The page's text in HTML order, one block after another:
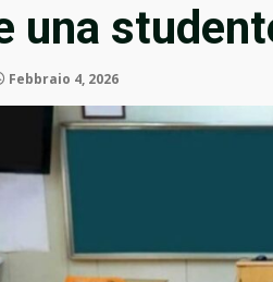
una
Febbraio 4, 2026